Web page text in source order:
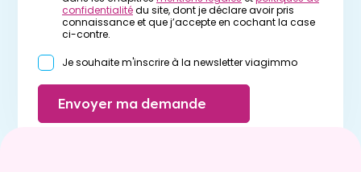
confidentialitédu site, dont je déclare avoir pris
connaissance et que j’accepte en cochant la case
ci-contre.
Je souhaite m'inscrire à la newsletter viagimmo
Envoyer ma demande